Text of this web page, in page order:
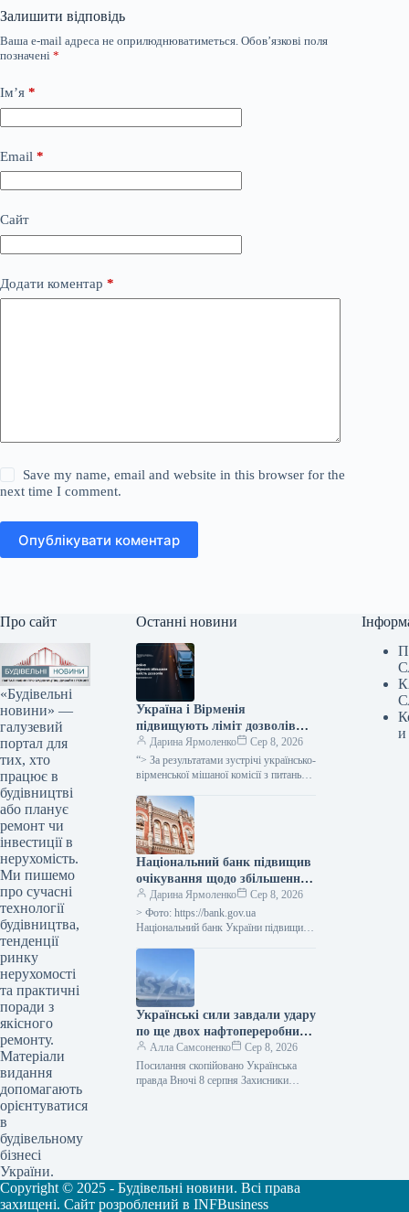
Залишити відповідь
Ваша e-mail адреса не оприлюднюватиметься. Обов’язкові поля
позначені *
Ім’я *
Email *
Сайт
Додати коментар *
Save my name, email and website in this browser for the
next time I comment.
Опублікувати коментар
Про сайт
«Будівельні
новини» —
галузевий
портал для
тих, хто
працює в
будівництві
або планує
ремонт чи
інвестиції в
нерухомість.
Ми пишемо
про сучасні
технології
будівництва,
тенденції
ринку
нерухомості
та практичні
поради з
якісного
ремонту.
Матеріали
видання
допомагають
орієнтуватися
в
будівельному
бізнесі
України.
Останні новини
Україна і Вірменія
підвищують ліміт дозволів
для міжнародних
автомобільних перевезень на
600 одиниць.
Дарина Ярмоленко
Сер 8, 2026
“> За результатами зустрічі українсько-
вірменської мішаної комісії з питань
перевезень, Україна разом із
Вірменією прийняли рішення про
збільшення…
Національний банк підвищив
очікування щодо збільшення
ВВП України у третьому
кварталі 2026 року до 2,1%, а
в четвертому кварталі 2026
Дарина Ярмоленко
Сер 8, 2026
> Фото: https://bank.gov.ua
Національний банк України підвищив
очікується зростання на 2,1% у…
Українські сили завдали удару
по ще двох нафтопереробних
заводах у Росії, повідомив
Генеральний штаб.
Алла Самсоненко
Сер 8, 2026
Посилання скопійовано Українська
правда Вночі 8 серпня Захисники
и
Copyright © 2025 - Будівельні новини. Всі права
захищені. Сайт розроблений в INFBusiness